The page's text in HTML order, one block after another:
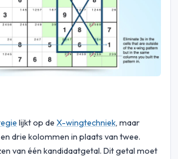
lijkt op de X-wingtechniek, maar
drie kolommen in plaats van twee.
van één kandidaatgetal. Dit getal moet